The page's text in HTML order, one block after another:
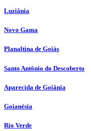
Luziânia
Novo Gama
Planaltina de Goiás
Santo Antônio do Descoberto
Aparecida de Goiânia
Goianésia
Rio Verde